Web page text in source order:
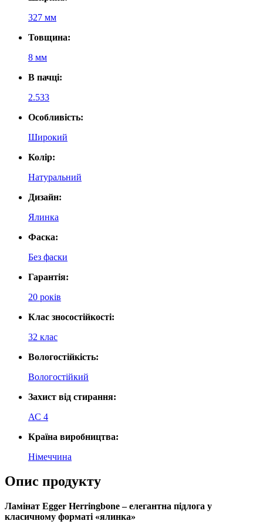
327 мм
Товщина:
8 мм
В пачці:
2.533
Особливість:
Широкий
Колір:
Натуральний
Дизайн:
Ялинка
Фаска:
Без фаски
Гарантія:
20 років
Клас зносостійкості:
32 клас
Вологостійкість:
Вологостійкий
Захист від стирання:
АС 4
Країна виробництва:
Німеччина
Опис продукту
Ламінат Egger Herringbone – елегантна підлога у
класичному форматі «ялинка»